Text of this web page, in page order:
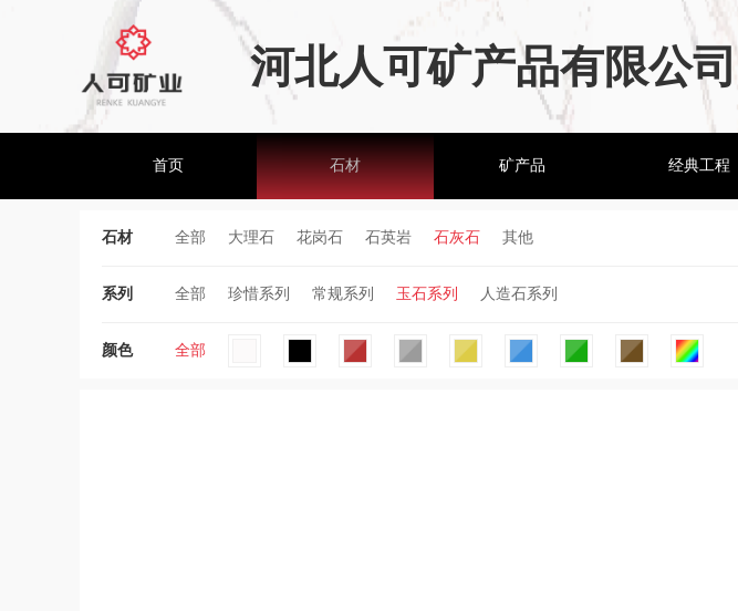
河北人可矿产品有限公司
首页 石材 矿产品 经典工程
石材 全部 大理石 花岗石 石英岩 石灰石 其他
系列 全部 珍惜系列 常规系列 玉石系列 人造石系列
颜色 全部